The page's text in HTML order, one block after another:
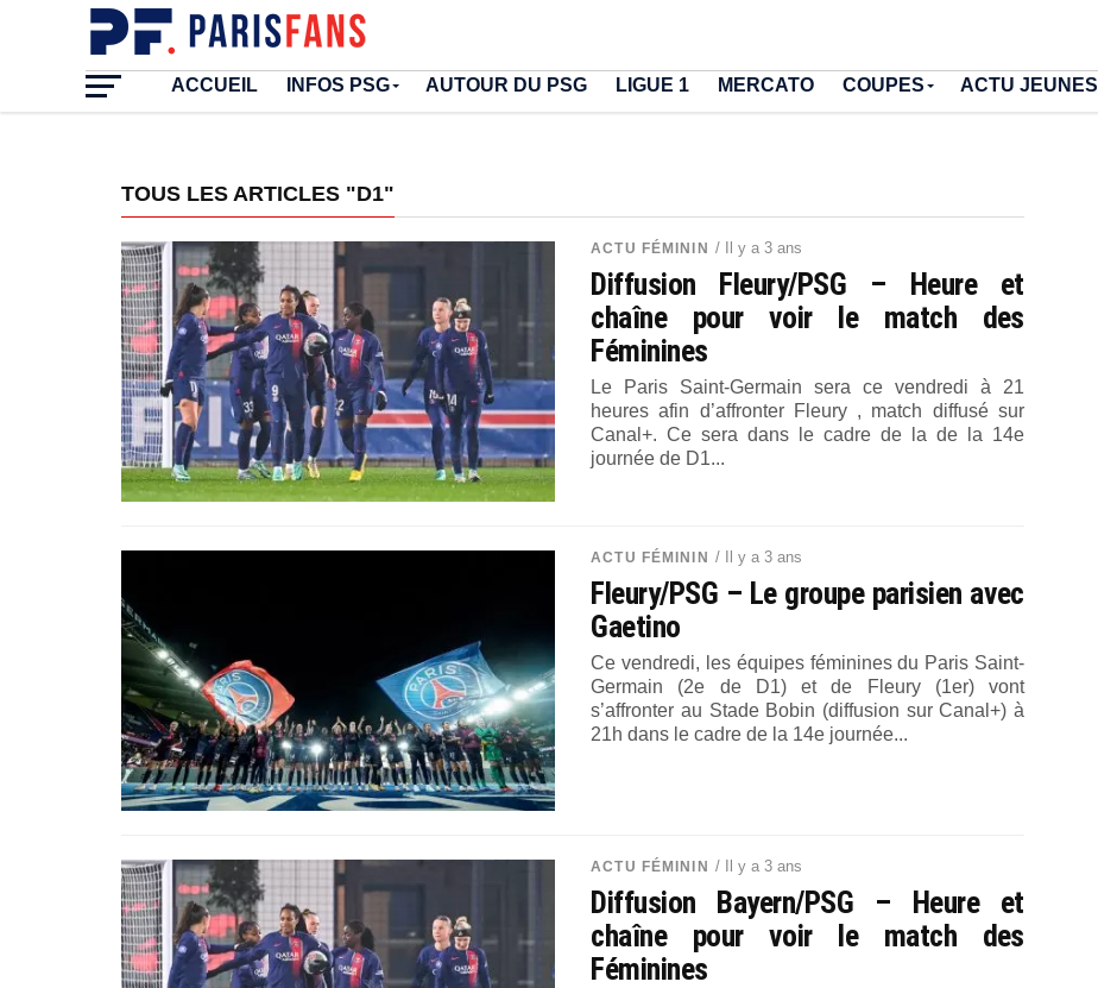
ACCUEIL INFOS PSG AUTOUR DU PSG LIGUE 1 MERCATO COUPES ACTU JEUNES
TOUS LES ARTICLES "D1"
ACTU FÉMININ / Il y a 3 ans
Diffusion Fleury/PSG – Heure et
chaîne pour voir le match des
Féminines
Le Paris Saint-Germain sera ce vendredi à 21
heures afin d’affronter Fleury , match diffusé sur
Canal+. Ce sera dans le cadre de la de la 14e
journée de D1...
ACTU FÉMININ / Il y a 3 ans
Fleury/PSG – Le groupe parisien avec
Gaetino
Ce vendredi, les équipes féminines du Paris Saint-
Germain (2e de D1) et de Fleury (1er) vont
s’affronter au Stade Bobin (diffusion sur Canal+) à
21h dans le cadre de la 14e journée...
ACTU FÉMININ / Il y a 3 ans
Diffusion Bayern/PSG – Heure et
chaîne pour voir le match des
Féminines